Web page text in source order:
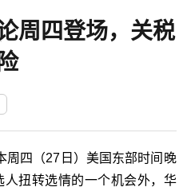
周四登场，关税
周四（27日）美国东部时间晚
人扭转选情的一个机会外，华